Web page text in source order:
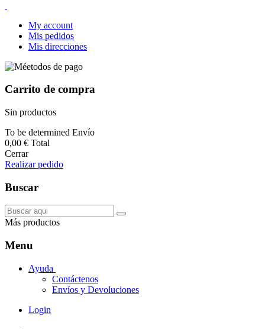
My account
Mis pedidos
Mis direcciones
Carrito de compra
Sin productos
To be determined Envío
0,00 € Total
Cerrar
Realizar pedido
Buscar
Más productos
Menu
Ayuda
Contáctenos
Envíos y Devoluciones
Login